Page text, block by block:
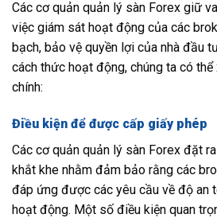
Các cơ quản quản lý sàn Forex giữ
việc giám sát hoạt động của các
bạch, bảo vệ quyền lợi của nhà đầu
cách thức hoạt động, chúng ta có
chính:
Điều kiện để được cấp giấy phép
Các cơ quản quản lý sàn Forex đặt
khắt khe nhằm đảm bảo rằng các
đáp ứng được các yêu cầu về độ an
hoạt động. Một số điều kiện quan